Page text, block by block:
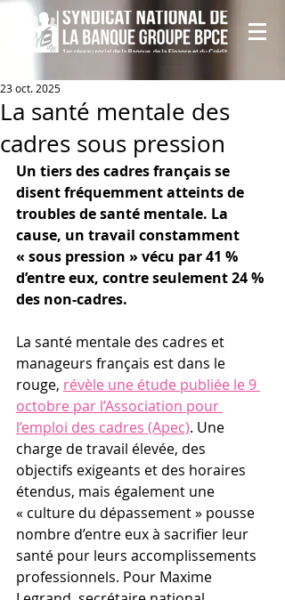
La santé mentale des
cadres sous pression
23 oct. 2025
Un tiers des cadres français se
disent fréquemment atteints de
troubles de santé mentale. La
cause, un travail constamment
« sous pression » vécu par 41 %
d’entre eux, contre seulement 24 %
des non-cadres.
La santé mentale des cadres et
manageurs français est dans le
rouge, révèle une étude publiée le 9
octobre par l’Association pour
l’emploi des cadres (Apec). Une
charge de travail élevée, des
objectifs exigeants et des horaires
étendus, mais également une
« culture du dépassement » pousse
nombre d’entre eux à sacrifier leur
santé pour leurs accomplissements
professionnels. Pour Maxime